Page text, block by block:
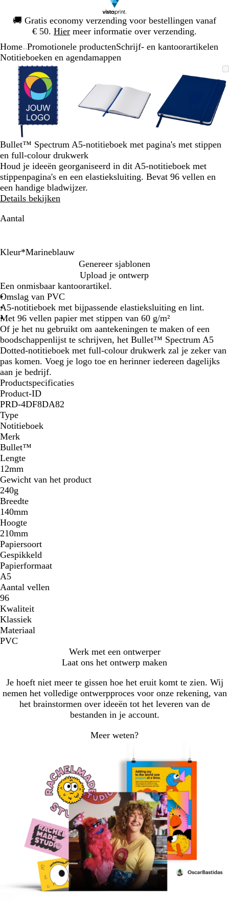
🚚 Gratis economy verzending voor bestellingen vanaf
€ 50. Hier meer informatie over verzending.
1
Home Promotionele productenSchrijf- en kantoorartikelen
Notitieboeken en agendamappen
Zoombare
afbeelding
Gezoomd
tot
minimum
Klik
om
uit
te
vouwen
Gebruik
plus-
en
mintoetsen
om
te
en
pijltjestoetsen
om
te
zwenken
minimum
uit
te
vouwen
en
mintoetsen
om
en
om
te
Zoombare
afbeelding
Gezoomd
tot
minimum
om
vouwen
plus-
te
en
om
te
Bullet™ Spectrum A5-notitieboek met pagina's met stippen
en full-colour drukwerk
Houd je ideeën georganiseerd in dit A5-notitieboek met
stippenpagina's en een elastieksluiting. Bevat 96 vellen en
een handige bladwijzer.
Details bekijken
Aantal
Kleur*Marineblauw
a
a
l
z
w
a
r
t
r
i
n
e
b
l
a
u
w
Genereer sjablonen
Upload je ontwerp
Een onmisbaar kantoorartikel.
Omslag van PVC
A5-notitieboek met bijpassende elastieksluiting en lint.
Met 96 vellen papier met stippen van 60 g/m²
Of je het nu gebruikt om aantekeningen te maken of een
boodschappenlijst te schrijven, het Bullet™ Spectrum A5
Dotted-notitieboek met full-colour drukwerk zal je zeker van
pas komen. Voeg je logo toe en herinner iedereen dagelijks
aan je bedrijf.
Productspecificaties
Product-ID
PRD-4DF8DA82
Type
Notitieboek
Merk
Bullet™
Lengte
12mm
Gewicht van het product
240g
Breedte
140mm
Hoogte
210mm
Papiersoort
Gespikkeld
Papierformaat
A5
Aantal vellen
96
Kwaliteit
Klassiek
Materiaal
PVC
Werk met een ontwerper
Laat ons het ontwerp maken
Je hoeft niet meer te gissen hoe het eruit komt te zien. Wij
nemen het volledige ontwerpproces voor onze rekening, van
het brainstormen over ideeën tot het leveren van de
bestanden in je account.
Meer weten?